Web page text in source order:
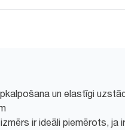
un elastīgi
ir ideāli piemērots, ja